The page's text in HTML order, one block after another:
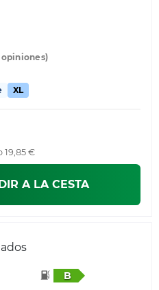
opiniones)
XL
19,85 €
A LA CESTA
B